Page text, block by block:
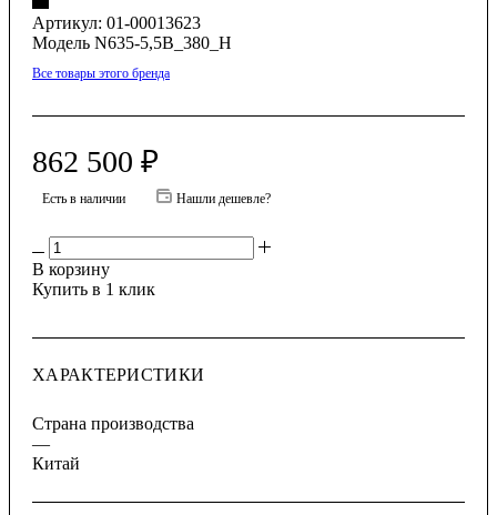
Артикул: 01-00013623
Модель N635-5,5B_380_H
Все товары этого бренда
862 500 ₽
Есть в наличии Нашли дешевле?
В корзину
Купить в 1 клик
ХАРАКТЕРИСТИКИ
Страна производства
—
Китай